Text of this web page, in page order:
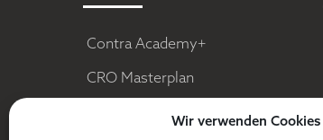
Wir verwenden Cookies
Contra Academy+
CRO Masterplan
Facebook Ads